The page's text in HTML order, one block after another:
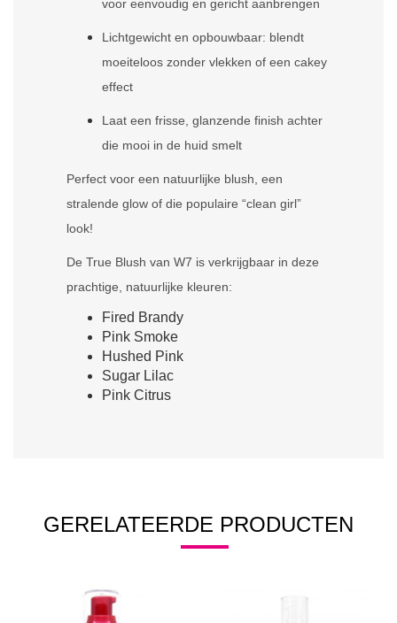
voor eenvoudig en gericht aanbrengen
Lichtgewicht en opbouwbaar: blendt
moeiteloos zonder vlekken of een cakey
effect
Laat een frisse, glanzende finish achter
die mooi in de huid smelt
Perfect voor een natuurlijke blush, een
stralende glow of die populaire “clean girl”
look!
De True Blush van W7 is verkrijgbaar in deze
prachtige, natuurlijke kleuren:
Fired Brandy
Pink Smoke
Hushed Pink
Sugar Lilac
Pink Citrus
GERELATEERDE PRODUCTEN